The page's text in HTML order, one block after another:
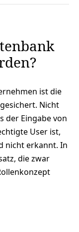
ist die
Nicht
der Eingabe von
User ist,
nicht erkannt. In
die zwar